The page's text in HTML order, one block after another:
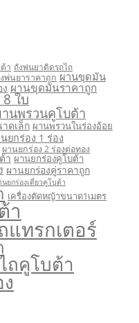
า ถังพ่นยาติดรถไถ
พ่นยาราคาถูก ผานขุดมัน
ผานขุดมันราคาถูก
ใบ
นพรวนคูโบต้า
ดเล็ก ผานพรวนในร่องอ้อย
ยกร่อง 1 ร่อง
ผานยกร่อง 2 ร่องต่อทอง
า ผานยกร่องคูโบต้า
ผานยกร่องคู่ราคาถูก
นยกร่องเดี่ยวคูโบต้า
เครื่องตัดหญ้าขนาด1เมตร
า
ทรกเตอร์
ถคูโบต้า